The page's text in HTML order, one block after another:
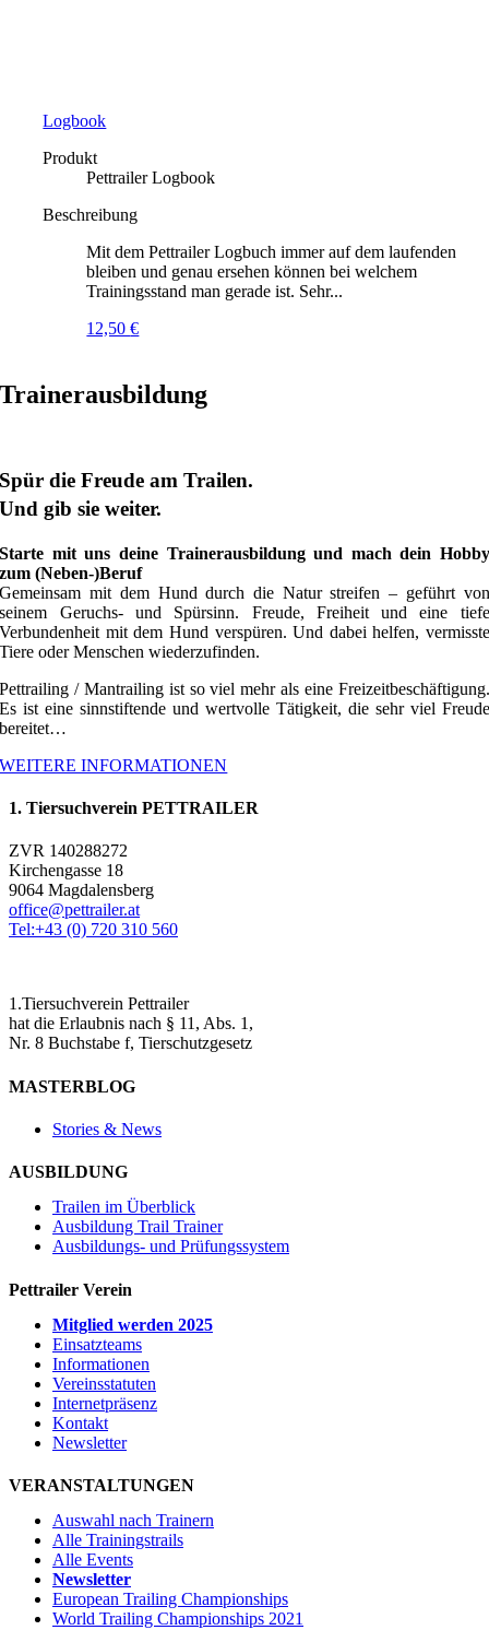
Logbook
Produkt
Pettrailer Logbook
Beschreibung
Mit dem Pettrailer Logbuch immer auf dem laufenden
bleiben und genau ersehen können bei welchem
Trainingsstand man gerade ist. Sehr...
12,50€
Trainerausbildung
Spür die Freude am Trailen.
Und gib sie weiter.
Starte mit uns deine Trainerausbildung und mach dein Hobby
zum (Neben-)Beruf
Gemeinsam mit dem Hund durch die Natur streifen – geführt von
seinem Geruchs- und Spürsinn. Freude, Freiheit und eine tiefe
Verbundenheit mit dem Hund verspüren. Und dabei helfen, vermisste
Tiere oder Menschen wiederzufinden.
Pettrailing / Mantrailing ist so viel mehr als eine Freizeitbeschäftigung.
Es ist eine sinnstiftende und wertvolle Tätigkeit, die sehr viel Freude
bereitet…
WEITERE INFORMATIONEN
1. Tiersuchverein PETTRAILER
ZVR 140288272
Kirchengasse 18
9064 Magdalensberg
office@pettrailer.at
Tel:+43 (0) 720 310 560
1.Tiersuchverein Pettrailer
hat die Erlaubnis nach § 11, Abs. 1,
Nr. 8 Buchstabe f, Tierschutzgesetz
MASTERBLOG
Stories & News
AUSBILDUNG
Trailen im Überblick
Ausbildung Trail Trainer
Ausbildungs- und Prüfungssystem
Pettrailer Verein
Mitglied werden 2025
Einsatzteams
Informationen
Vereinsstatuten
Internetpräsenz
Kontakt
Newsletter
VERANSTALTUNGEN
Auswahl nach Trainern
Alle Trainingstrails
Alle Events
Newsletter
European Trailing Championships
World Trailing Championships 2021